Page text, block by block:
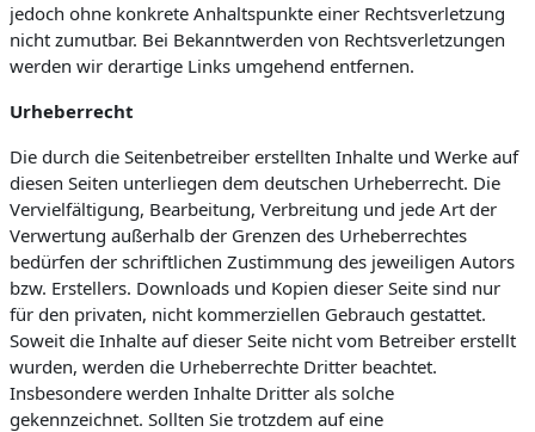
jedoch ohne konkrete Anhaltspunkte einer Rechtsverletzung
nicht zumutbar. Bei Bekanntwerden von Rechtsverletzungen
werden wir derartige Links umgehend entfernen.
Urheberrecht
Die durch die Seitenbetreiber erstellten Inhalte und Werke auf
diesen Seiten unterliegen dem deutschen Urheberrecht. Die
Vervielfältigung, Bearbeitung, Verbreitung und jede Art der
Verwertung außerhalb der Grenzen des Urheberrechtes
bedürfen der schriftlichen Zustimmung des jeweiligen Autors
bzw. Erstellers. Downloads und Kopien dieser Seite sind nur
für den privaten, nicht kommerziellen Gebrauch gestattet.
Soweit die Inhalte auf dieser Seite nicht vom Betreiber erstellt
wurden, werden die Urheberrechte Dritter beachtet.
Insbesondere werden Inhalte Dritter als solche
gekennzeichnet. Sollten Sie trotzdem auf eine